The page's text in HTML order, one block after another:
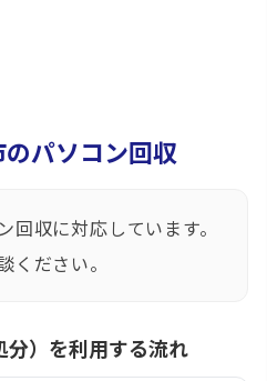
パソコン回収
収に対応しています。
ください。
分）を利用する流れ